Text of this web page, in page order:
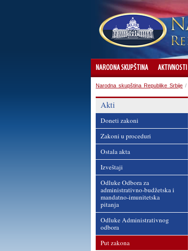
NARODNA SKUPŠTINA AKTIVNOSTI
Narodna skupština Republike Srbije /
Akti
Doneti zakoni
Zakoni u proceduri
Ostala akta
Izveštaji
Odluke Odbora za
administrativno-budžetska i
mandatno-imunitetska
pitanja
Odluke Administrativnog
odbora
Put zakona